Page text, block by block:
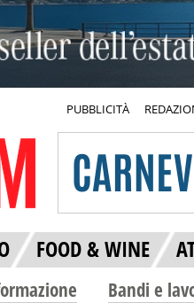
PUBBLICITÀ
FOOD & WINE
Bandi e